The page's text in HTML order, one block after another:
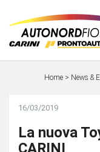
Home > News &
16/03/2019
La nuova
CARINI